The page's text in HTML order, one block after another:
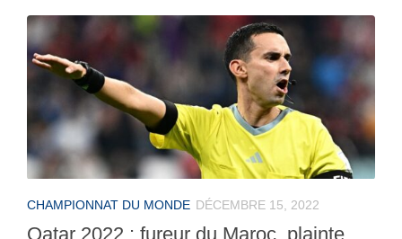
CHAMPIONNAT DU MONDE DÉCEMBRE 15, 2022
Qatar 2022 : fureur du Maroc, plainte